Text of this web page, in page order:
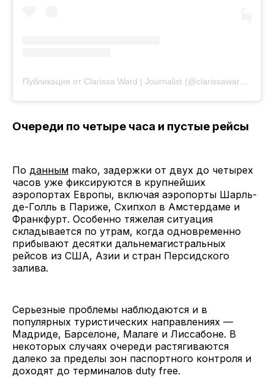
Публикация от Clarissa Ward | Journalist (@clarissawardcnn)
Очереди по четыре часа и пустые рейсы
По данным mako, задержки от двух до четырех
часов уже фиксируются в крупнейших
аэропортах Европы, включая аэропорты Шарль-
де-Голль в Париже, Схипхол в Амстердаме и
Франкфурт. Особенно тяжелая ситуация
складывается по утрам, когда одновременно
прибывают десятки дальнемагистральных
рейсов из США, Азии и стран Персидского
залива.
Серьезные проблемы наблюдаются и в
популярных туристических направлениях —
Мадриде, Барселоне, Малаге и Лиссабоне. В
некоторых случаях очереди растягиваются
далеко за пределы зон паспортного контроля и
доходят до терминалов duty free.